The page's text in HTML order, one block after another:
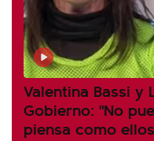
Valentina Bassi y
Gobierno: "No
piensa como